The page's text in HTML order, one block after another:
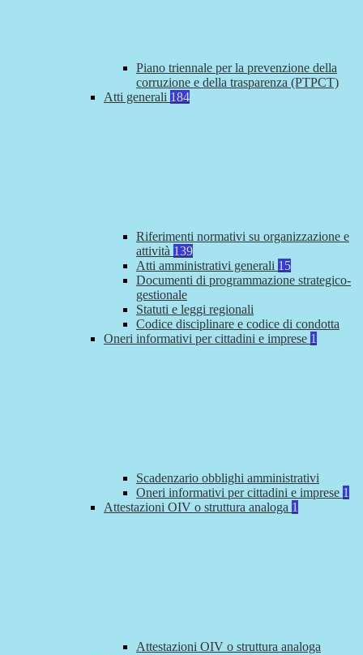
Piano triennale per la prevenzione della
corruzione e della trasparenza (PTPCT)
Atti generali 184
Riferimenti normativi su organizzazione e
attività 139
Atti amministrativi generali 15
Documenti di programmazione strategico-
gestionale
Statuti e leggi regionali
Codice disciplinare e codice di condotta
Oneri informativi per cittadini e imprese 1
Scadenzario obblighi amministrativi
Oneri informativi per cittadini e imprese 1
Attestazioni OIV o struttura analoga 1
Attestazioni OIV o struttura analoga